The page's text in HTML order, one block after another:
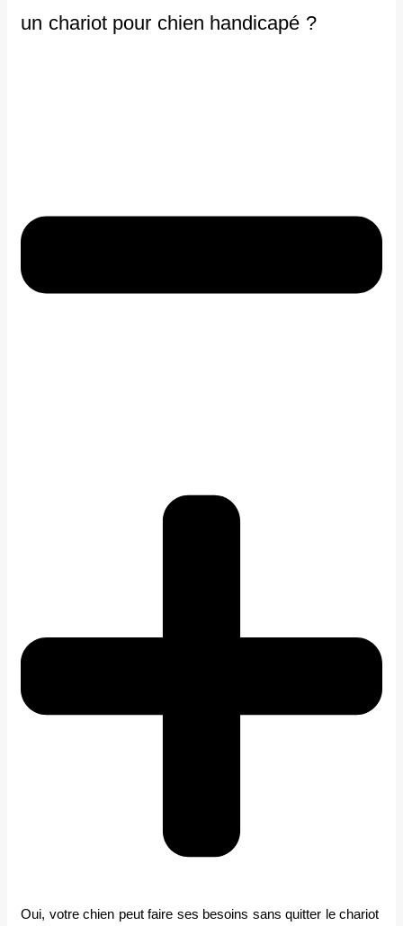
un chariot pour chien handicapé ?
Oui, votre chien peut faire ses besoins sans quitter le chariot